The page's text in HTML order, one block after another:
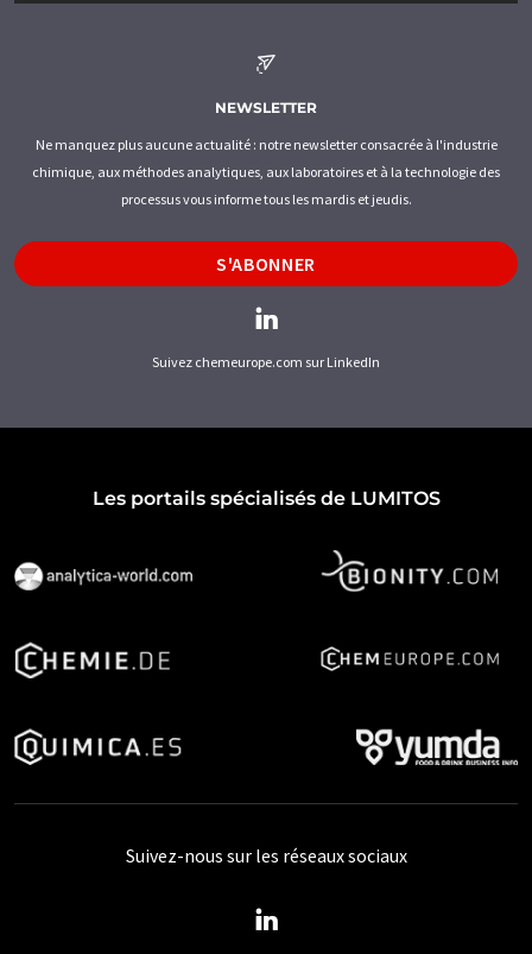
NEWSLETTER
Ne manquez plus aucune actualité : notre newsletter consacrée à l'industrie
chimique, aux méthodes analytiques, aux laboratoires et à la technologie des
processus vous informe tous les mardis et jeudis.
S'ABONNER
Suivez chemeurope.com sur LinkedIn
Les portails spécialisés de LUMITOS
Suivez-nous sur les réseaux sociaux